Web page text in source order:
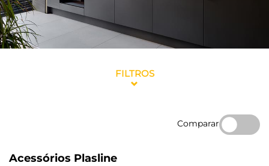
FILTROS
Comparar
Acessórios Plasline